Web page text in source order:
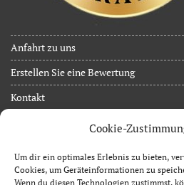
Cookie-
Um dir ein optimales Erlebnis zu bieten,
Cookies, um Geräteinformationen zu
Wenn du diesen Technologien zustimmst,
Anfahrt zu uns
Erstellen Sie eine Bewertung
Kontakt
Inh. Jan Limpächer
Zossener Allee 37